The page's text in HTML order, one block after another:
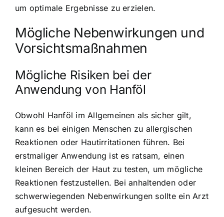
um optimale Ergebnisse zu erzielen.
Mögliche Nebenwirkungen und
Vorsichtsmaßnahmen
Mögliche Risiken bei der
Anwendung von Hanföl
Obwohl Hanföl im Allgemeinen als sicher gilt,
kann es bei einigen Menschen zu allergischen
Reaktionen oder Hautirritationen führen. Bei
erstmaliger Anwendung ist es ratsam, einen
kleinen Bereich der Haut zu testen, um mögliche
Reaktionen festzustellen. Bei anhaltenden oder
schwerwiegenden Nebenwirkungen sollte ein Arzt
aufgesucht werden.